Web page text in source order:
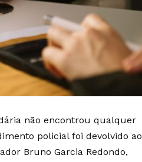
não encontrou qualquer
policial foi devolvido ao
Bruno Garcia Redondo,